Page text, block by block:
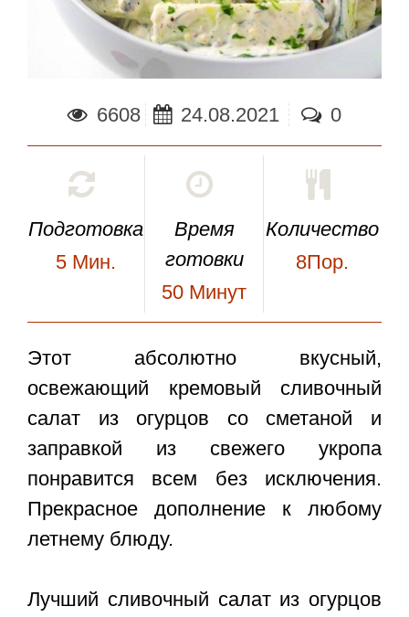
6608 24.08.2021 0
Подготовка
5 Мин.
Время
готовки
50 Минут
Количество
8Пор.
Этот абсолютно вкусный,
освежающий кремовый сливочный
салат из огурцов со сметаной и
заправкой из свежего укропа
понравится всем без исключения.
Прекрасное дополнение к любому
летнему блюду.
Лучший сливочный салат из огурцов